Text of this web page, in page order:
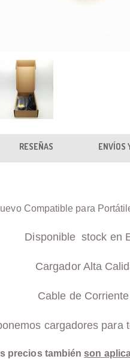
Compatible para
Disponible stock en
Cargador Alta
Cable de
cargadores para
precios también son
RESEÑAS ENVÍOS